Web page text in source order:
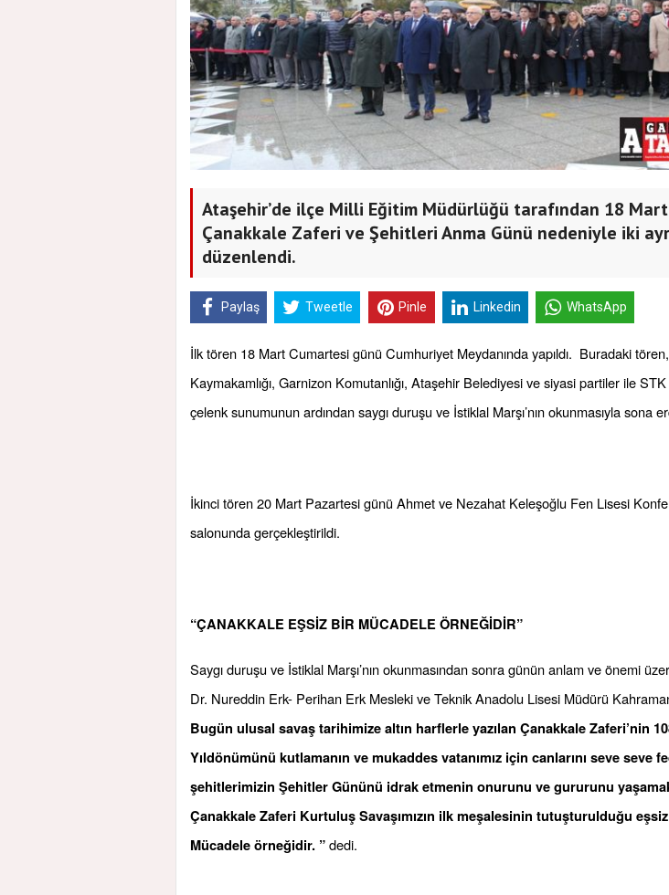
Ataşehir’de ilçe Milli Eğitim Müdürlüğü tarafından 18 Mart
Çanakkale Zaferi ve Şehitleri Anma Günü nedeniyle iki
düzenlendi.
Paylaş Tweetle Pinle Linkedin WhatsApp
İlk tören 18 Mart Cumartesi günü Cumhuriyet Meydanında yapıldı. Buradaki
Kaymakamlığı, Garnizon Komutanlığı, Ataşehir Belediyesi ve siyasi partiler ile
çelenk sunumunun ardından saygı duruşu ve İstiklal Marşı’nın okunmasıyla sona
İkinci tören 20 Mart Pazartesi günü Ahmet ve Nezahat Keleşoğlu Fen Lisesi
salonunda gerçekleştirildi.
“ÇANAKKALE EŞSİZ BİR MÜCADELE ÖRNEĞİDİR”
Saygı duruşu ve İstiklal Marşı’nın okunmasından sonra günün anlam ve önemi
Dr. Nureddin Erk- Perihan Erk Mesleki ve Teknik Anadolu Lisesi Müdürü
Bugün ulusal savaş tarihimize altın harflerle yazılan Çanakkale Zaferi’nin
Yıldönümünü kutlamanın ve mukaddes vatanımız için canlarını seve seve
şehitlerimizin Şehitler Gününü idrak etmenin onurunu ve gururunu
Çanakkale Zaferi Kurtuluş Savaşımızın ilk meşalesinin tutuşturulduğu
Mücadele örneğidir. ”dedi.